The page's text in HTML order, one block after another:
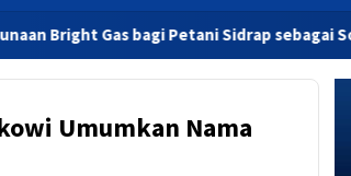
Sidrap sebagai Solusi Energi Irigasi
Umumkan Nama